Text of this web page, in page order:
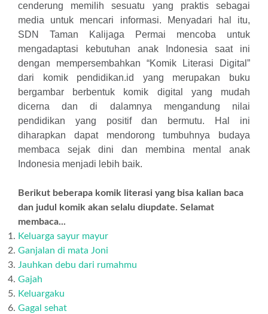
cenderung memilih sesuatu yang praktis sebagai
media untuk mencari informasi. Menyadari hal itu,
SDN Taman Kalijaga Permai mencoba untuk
mengadaptasi kebutuhan anak Indonesia saat ini
dengan mempersembahkan “Komik Literasi Digital”
dari komik pendidikan.id yang merupakan buku
bergambar berbentuk komik digital yang mudah
dicerna dan di dalamnya mengandung nilai
pendidikan yang positif dan bermutu. Hal ini
diharapkan dapat mendorong tumbuhnya budaya
membaca sejak dini dan membina mental anak
Indonesia menjadi lebih baik.
Berikut beberapa komik literasi yang bisa kalian baca
dan judul komik akan selalu diupdate. Selamat
membaca...
Keluarga sayur mayur
Ganjalan di mata Joni
Jauhkan debu dari rumahmu
Gajah
Keluargaku
Gagal sehat